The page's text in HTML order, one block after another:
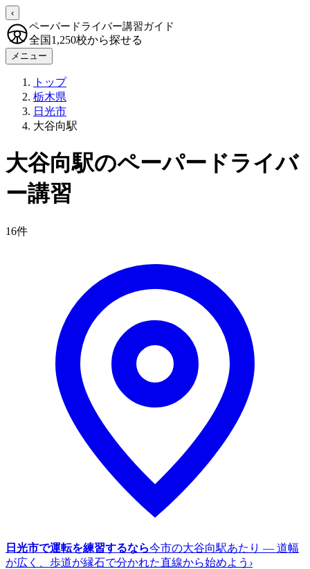
‹
ペーパードライバー講習ガイド
全国1,250校から探せる
メニュー
トップ
栃木県
日光市
大谷向駅
大谷向駅のペーパードライバ
ー講習
16件
日光市で運転を練習するなら今市の大谷向駅あたり — 道幅
が広く、歩道が縁石で分かれた直線から始めよう ›